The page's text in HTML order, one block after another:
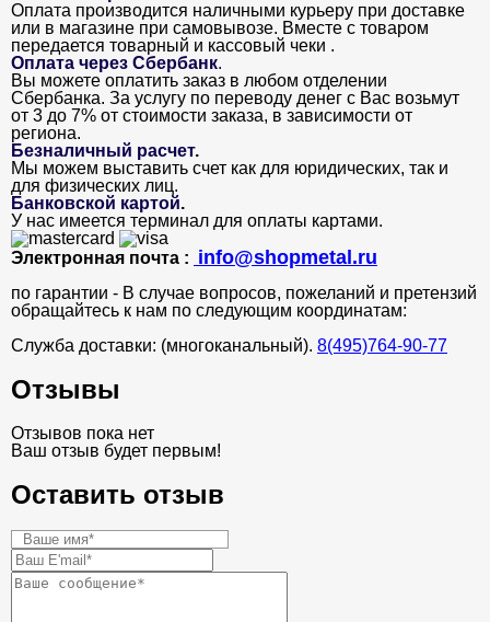
Оплата производится наличными курьеру при доставке
или в магазине при самовывозе. Вместе с товаром
передается товарный и кассовый чеки .
Оплата через Сбербанк.
Вы можете оплатить заказ в любом отделении
Сбербанка. За услугу по переводу денег с Вас возьмут
от 3 до 7% от стоимости заказа, в зависимости от
региона.
Безналичный расчет.
Мы можем выставить счет как для юридических, так и
для физических лиц.
Банковской картой.
У нас имеется терминал для оплаты картами.
Электронная почта : info@shopmetal.ru
по гарантии - В случае вопросов, пожеланий и претензий
обращайтесь к нам по следующим координатам:
Служба доставки: (многоканальный). 8(495)764-90-77
Отзывы
Отзывов пока нет
Ваш отзыв будет первым!
Оставить отзыв